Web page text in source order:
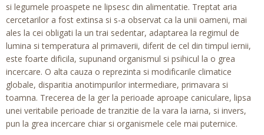
si legumele proaspete ne lipsesc din alimentatie. Treptat aria
cercetarilor a fost extinsa si s-a observat ca la unii oameni, mai
ales la cei obligati la un trai sedentar, adaptarea la regimul de
lumina si temperatura al primaverii, diferit de cel din timpul iernii,
este foarte dificila, supunand organismul si psihicul la o grea
incercare. O alta cauza o reprezinta si modificarile climatice
globale, disparitia anotimpurilor intermediare, primavara si
toamna. Trecerea de la ger la perioade aproape caniculare, lipsa
unei veritabile perioade de tranzitie de la vara la iarna, si invers,
pun la grea incercare chiar si organismele cele mai puternice.